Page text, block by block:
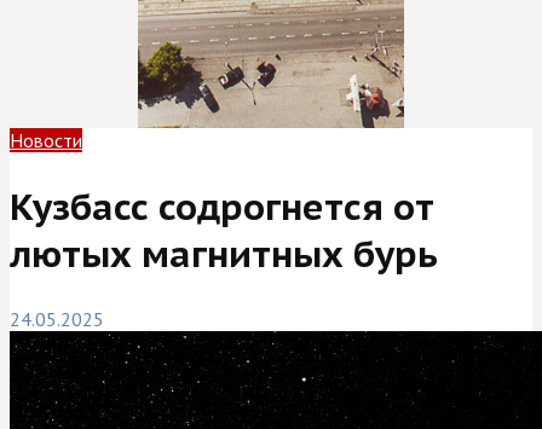
Новости
Кузбасс содрогнется от
лютых магнитных бурь
24.05.2025